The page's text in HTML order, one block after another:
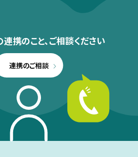
携のこと、ご相談ください
連携のご相談